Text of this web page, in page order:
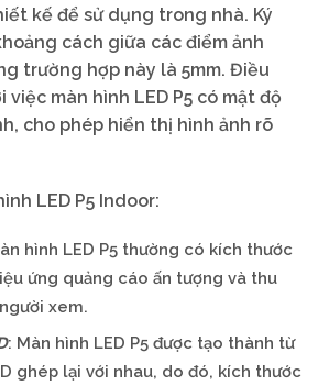
kế để sử dụng trong nhà. Ký
cách giữa các điểm ảnh
trường hợp này là 5mm. Điều
màn hình LED P5 có mật độ
cho phép hiển thị hình ảnh rõ
LED P5 Indoor:
hình LED P5 thường có kích thước
ứng quảng cáo ấn tượng và thu
xem.
: Màn hình LED P5 được tạo thành từ
ghép lại với nhau, do đó, kích thước